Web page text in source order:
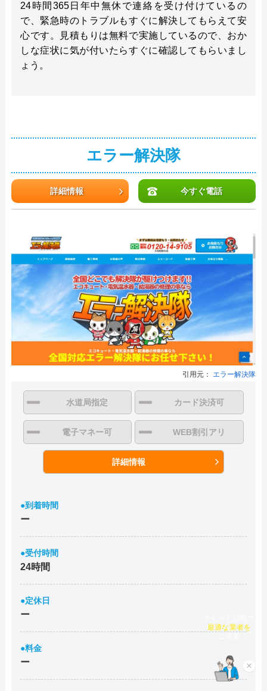
24時間365日年中無休で連絡を受け付けているの
で、緊急時のトラブルもすぐに解決してもらえて安
心です。見積もりは無料で実施しているので、おか
しな症状に気が付いたらすぐに確認してもらいまし
ょう。
エラー解決隊
詳細情報 今すぐ電話
引用元： エラー解決隊
水道局指定 カード決済可
電子マネー可 WEB割引アリ
詳細情報
●到着時間
ー
●受付時間
24時間
●定休日
ー
●料金
ー
×
チャット診断で
最適な業者を